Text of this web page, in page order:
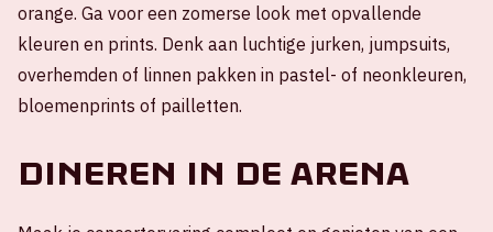
orange. Ga voor een zomerse look met opvallende
kleuren en prints. Denk aan luchtige jurken, jumpsuits,
overhemden of linnen pakken in pastel- of neonkleuren,
bloemenprints of pailletten.
Dineren in de ArenA